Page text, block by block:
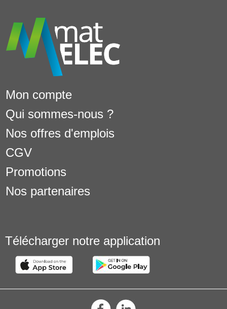
Mon compte
Qui sommes-nous ?
Nos offres d'emplois
CGV
Promotions
Nos partenaires
Télécharger notre application